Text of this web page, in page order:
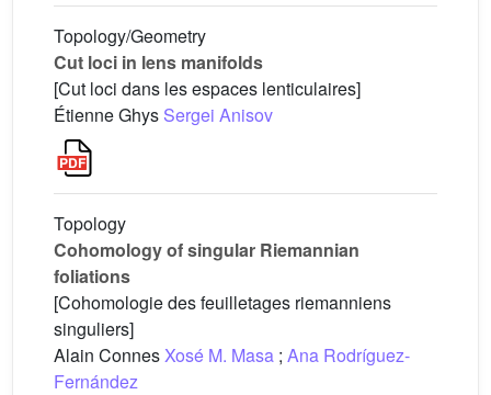
Topology/Geometry
Cut loci in lens manifolds
[Cut loci dans les espaces lenticulaires]
Étienne Ghys Sergei Anisov
Topology
Cohomology of singular Riemannian
foliations
[Cohomologie des feuilletages riemanniens
singuliers]
Alain ConnesXosé M. Masa ; Ana Rodríguez-
Fernández